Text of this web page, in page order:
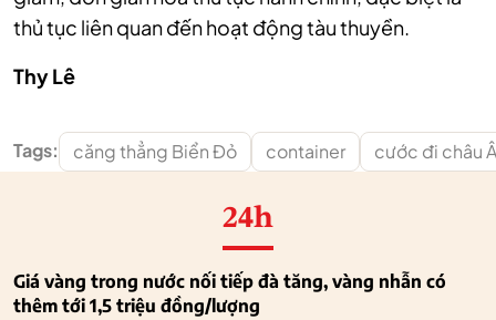
thủ tục liên quan đến hoạt động tàu thuyền.
Thy Lê
Tags: căng thẳng Biển Đỏ container cước đi châu
24h
Giá vàng trong nước nối tiếp đà tăng, vàng nhẫn có
thêm tới 1,5 triệu đồng/lượng